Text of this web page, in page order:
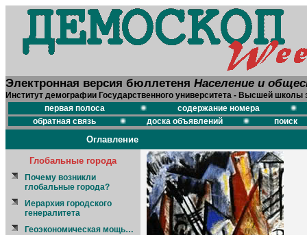
Электронная версия бюллетеня Население и
Институт демографии Государственного университета - Высшей школы
первая полоса
содержание номера
обратная связь
доска объявлений поиск
Оглавление
Глобальные города
Почему возникли
глобальные города?
Иерархия городского
генералитета
Геоэкономическая мощь…